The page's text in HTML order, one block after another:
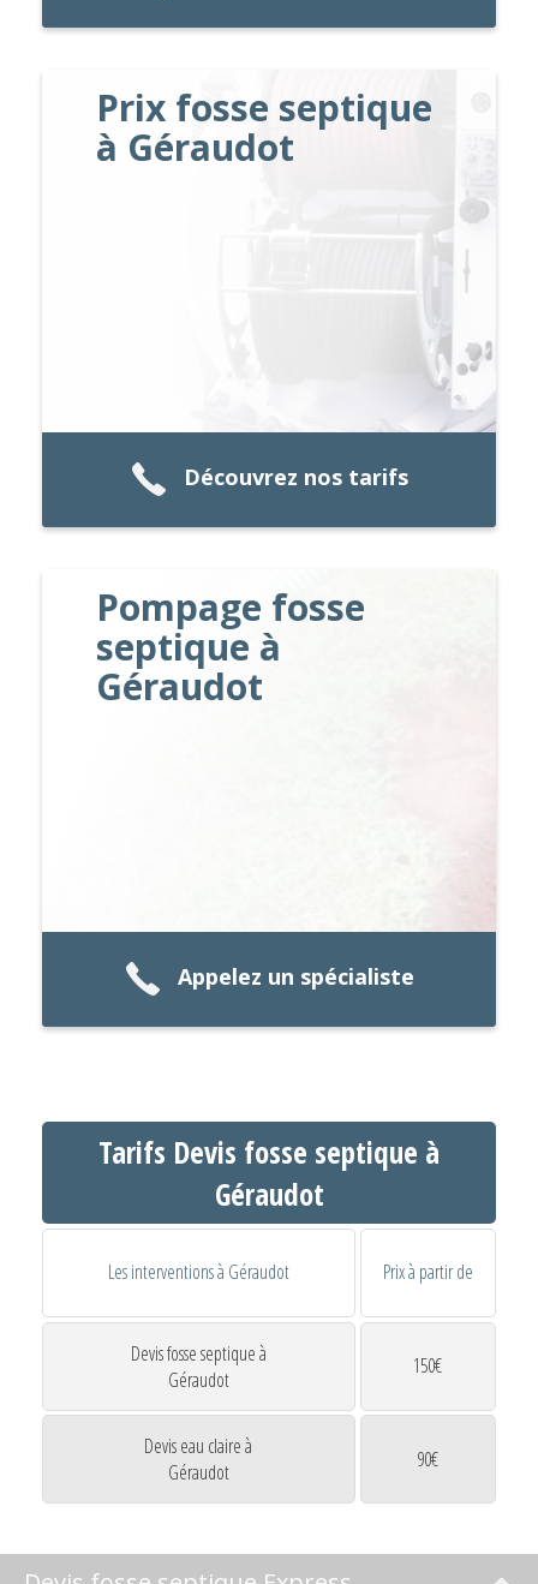
Prix fosse septique
à Géraudot
Découvrez nos tarifs
Pompage fosse
septique à
Géraudot
Appelez un spécialiste
Tarifs Devis fosse septique à
Géraudot
Les interventions à Géraudot Prix à partir de
Devis fosse septique à
Géraudot
150€
Devis eau claire à
Géraudot
90€